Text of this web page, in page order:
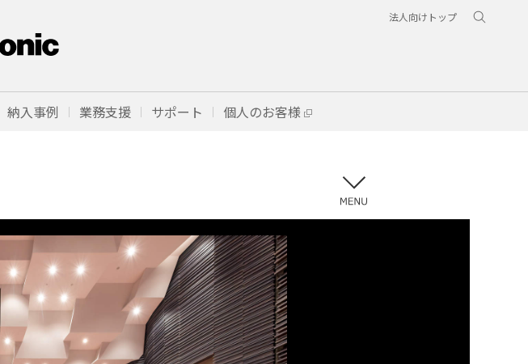
法人向けトップ
納入事例 業務支援 サポート 個人のお客様